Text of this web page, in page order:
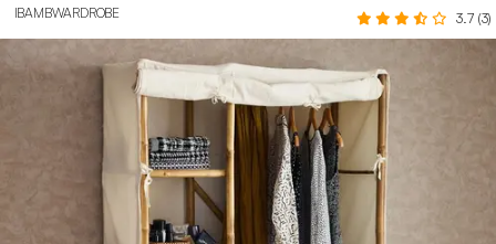
IBAMBWARDROBE 3.7 (3)